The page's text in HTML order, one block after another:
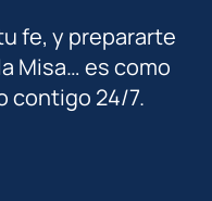
fe, y prepararte
Misa… es como
contigo 24/7.